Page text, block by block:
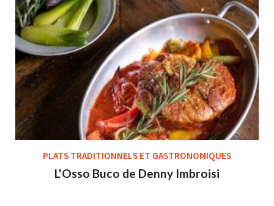
PLATS TRADITIONNELS ET GASTRONOMIQUES
L'Osso Buco de Denny Imbroisi